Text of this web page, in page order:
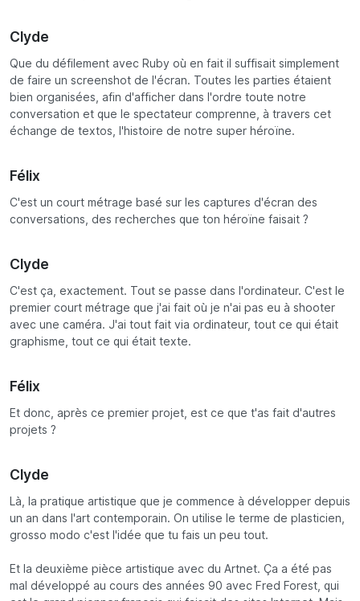
Clyde
Que du défilement avec Ruby où en fait il suffisait simplement
de faire un screenshot de l'écran. Toutes les parties étaient
bien organisées, afin d'afficher dans l'ordre toute notre
conversation et que le spectateur comprenne, à travers cet
échange de textos, l'histoire de notre super héroïne.
Félix
C'est un court métrage basé sur les captures d'écran des
conversations, des recherches que ton héroïne faisait ?
Clyde
C'est ça, exactement. Tout se passe dans l'ordinateur. C'est le
premier court métrage que j'ai fait où je n'ai pas eu à shooter
avec une caméra. J'ai tout fait via ordinateur, tout ce qui était
graphisme, tout ce qui était texte.
Félix
Et donc, après ce premier projet, est ce que t'as fait d'autres
projets ?
Clyde
Là, la pratique artistique que je commence à développer depuis
un an dans l'art contemporain. On utilise le terme de plasticien,
grosso modo c'est l'idée que tu fais un peu tout.
Et la deuxième pièce artistique avec du Artnet. Ça a été pas
mal développé au cours des années 90 avec Fred Forest, qui